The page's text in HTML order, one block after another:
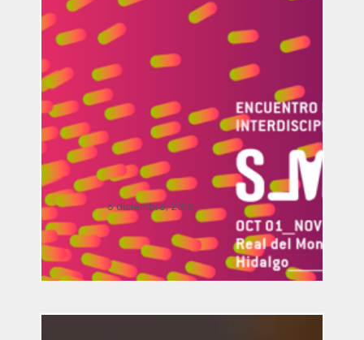
Vinculación / presentación
.
Dialogo Interdisciplinar: El viaje del
arte y la arquitectura a la realidad
aumentada por Manusamo & Bzika
6 diciembre, 2015